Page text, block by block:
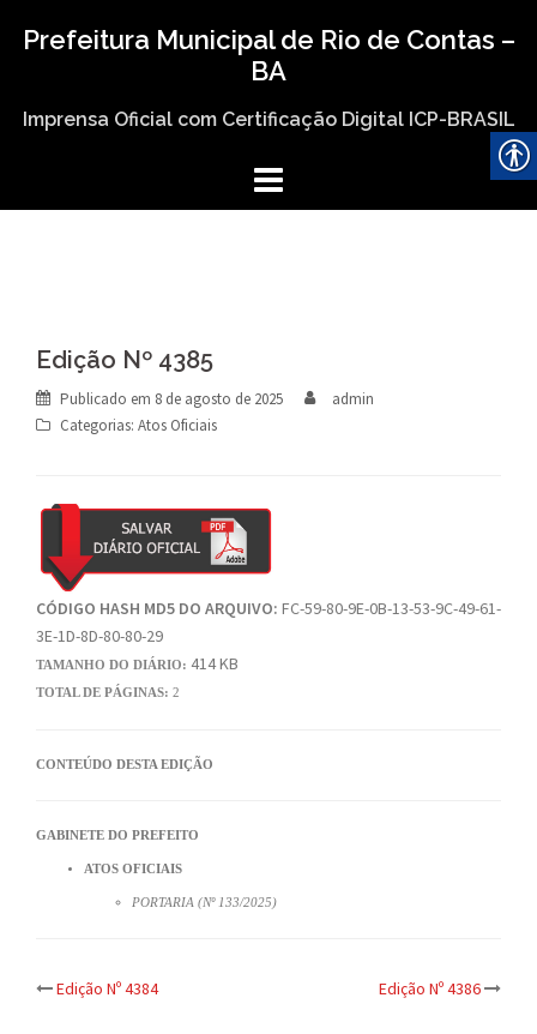
Prefeitura Municipal de Rio de Contas –
BA
Imprensa Oficial com Certificação Digital ICP-BRASIL
Edição Nº 4385
Publicado em 8 de agosto de 2025
admin
Categorias: Atos Oficiais
CÓDIGO HASH MD5 DO ARQUIVO: FC-59-80-9E-0B-13-53-9C-49-61-
3E-1D-8D-80-80-29
TAMANHO DO DIÁRIO: 414 KB
TOTAL DE PÁGINAS: 2
CONTEÚDO DESTA EDIÇÃO
GABINETE DO PREFEITO
ATOS OFICIAIS
PORTARIA (Nº 133/2025)
Post
Edição Nº 4384 Edição Nº 4386